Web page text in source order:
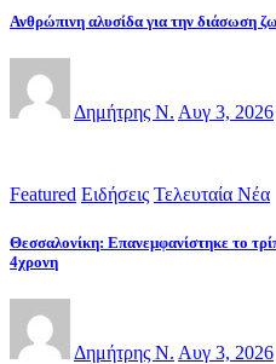
Ανθρώπινη αλυσίδα για την διάσωση
Δημήτρης Ν. Αυγ 3, 2026
Featured Ειδήσεις Τελευταία Νέα
Θεσσαλονίκη: Επανεμφανίστηκε το
4χρονη
Δημήτρης Ν. Αυγ 3, 2026